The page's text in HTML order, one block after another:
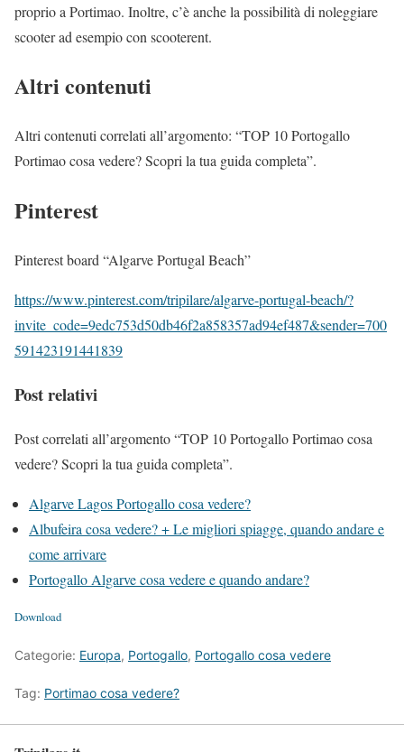
proprio a Portimao. Inoltre, c’è anche la possibilità di noleggiare
scooter ad esempio con scooterent.
Altri contenuti
Altri contenuti correlati all’argomento: “TOP 10 Portogallo
Portimao cosa vedere? Scopri la tua guida completa”.
Pinterest
Pinterest board “Algarve Portugal Beach”
https://www.pinterest.com/tripilare/algarve-portugal-beach/?
invite_code=9edc753d50db46f2a858357ad94ef487&sender=700
591423191441839
Post relativi
Post correlati all’argomento “TOP 10 Portogallo Portimao cosa
vedere? Scopri la tua guida completa”.
Algarve Lagos Portogallo cosa vedere?
Albufeira cosa vedere? + Le migliori spiagge, quando andare e
come arrivare
Portogallo Algarve cosa vedere e quando andare?
Download
Categorie: Europa, Portogallo, Portogallo cosa vedere
Tag: Portimao cosa vedere?